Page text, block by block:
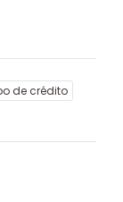
de crédito